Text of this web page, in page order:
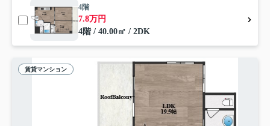
4階
7.8万円
4階 / 40.00㎡ / 2DK
賃貸マンション